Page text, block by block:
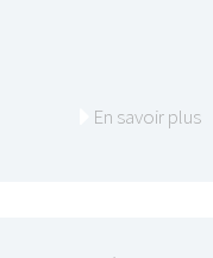
En savoir plus